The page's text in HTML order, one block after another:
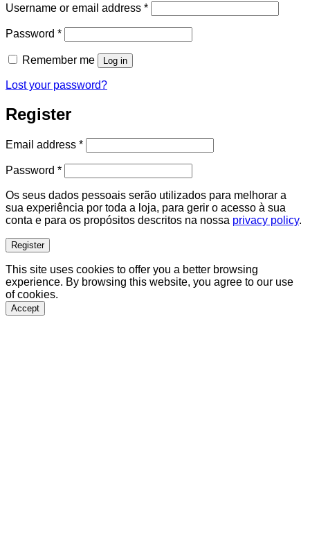
Username or email address *Required
Password *Required
Remember me Log in
Lost your password?
Register
Email address *Required
Password *Required
Os seus dados pessoais serão utilizados para melhorar a
sua experiência por toda a loja, para gerir o acesso à sua
conta e para os propósitos descritos na nossa privacy policy.
Register
This site uses cookies to offer you a better browsing
experience. By browsing this website, you agree to our use
of cookies.
Accept